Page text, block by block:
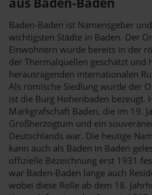
Baden-Baden ist Namensgeber
wichtigsten Städte in Baden. Der
Einwohnern wurde bereits in der
der Thermalquellen geschätzt und
herausragenden internationalen
Als römische Siedlung wurde der
ist die Burg Hohenbaden bezeugt.
Markgrafschaft Baden, die im 19.
Großherzogtum und ein
Deutschlands war. Die heutige
kann auch als Baden in Baden
offizielle Bezeichnung erst 1931
war Baden-Baden lange auch
wobei diese Rolle ab dem 18.